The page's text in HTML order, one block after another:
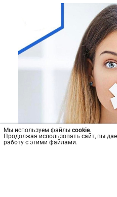
Мы используем файлы cookie.
Продолжая использовать сайт, вы
работу с этими файлами.